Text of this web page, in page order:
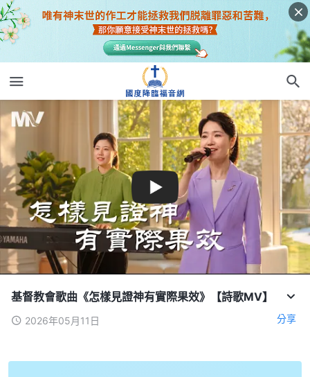
基督教會歌曲《怎樣見證神有實際果效》【詩歌MV】
2026年05月11日 分享